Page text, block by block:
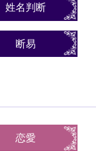
姓名判断
断易
恋愛